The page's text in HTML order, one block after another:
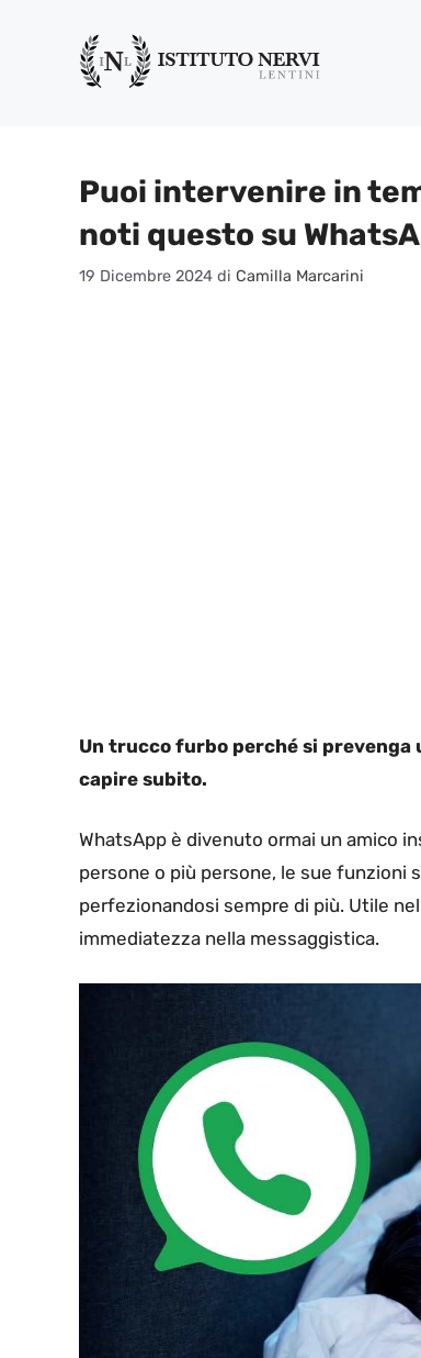
contenuto
Puoi intervenire in
noti questo su
19 Dicembre 2024 di Camilla Marcarini
Un trucco furbo perché si prevenga
capire subito.
WhatsApp è divenuto ormai un amico
persone o più persone, le sue funzioni
perfezionandosi sempre di più. Utile
immediatezza nella messaggistica.